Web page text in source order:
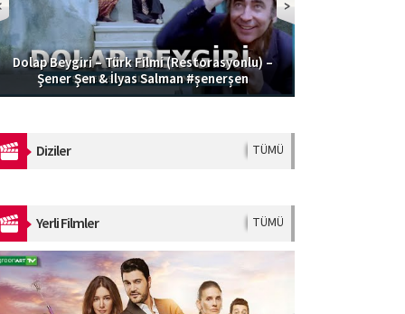
Dolap Beygiri – Türk Filmi (Restorasyonlu) –
Şener Şen & İlyas Salman #şenerşen
Diziler TÜMÜ
Yerli Filmler TÜMÜ